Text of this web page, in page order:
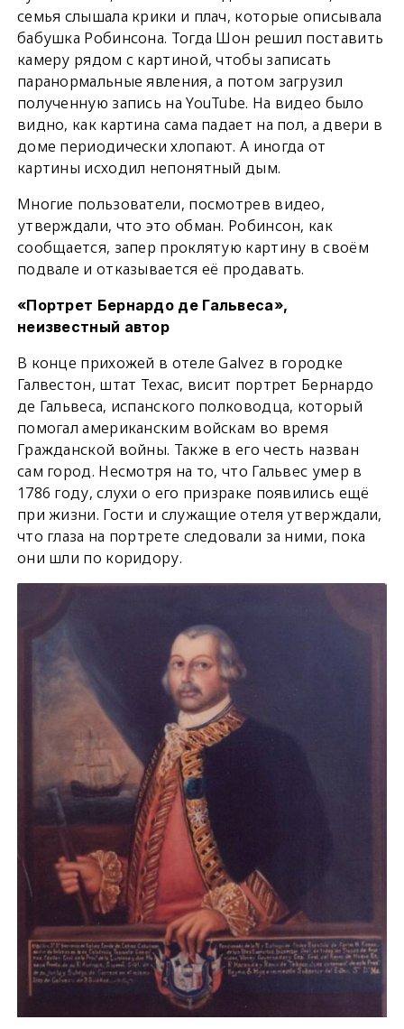
семья слышала крики и плач, которые описывала
бабушка Робинсона. Тогда Шон решил поставить
камеру рядом с картиной, чтобы записать
паранормальные явления, а потом загрузил
полученную запись на YouTube. На видео было
видно, как картина сама падает на пол, а двери в
доме периодически хлопают. А иногда от
картины исходил непонятный дым.
Многие пользователи, посмотрев видео,
утверждали, что это обман. Робинсон, как
сообщается, запер проклятую картину в своём
подвале и отказывается её продавать.
«Портрет Бернардо де Гальвеса»,
неизвестный автор
В конце прихожей в отеле Galvez в городке
Галвестон, штат Техас, висит портрет Бернардо
де Гальвеса, испанского полководца, который
помогал американским войскам во время
Гражданской войны. Также в его честь назван
сам город. Несмотря на то, что Гальвес умер в
1786 году, слухи о его призраке появились ещё
при жизни. Гости и служащие отеля утверждали,
что глаза на портрете следовали за ними, пока
они шли по коридору.